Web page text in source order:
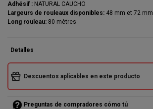
(3 avis)
Adhésif : NATURAL CAUCHO
Largeurs de rouleaux disponibles: 48 mm et 72 mm
Long rouleau: 80 mètres
Detalles
Descuentos aplicables en este producto
Preguntas de compradores cómo tú